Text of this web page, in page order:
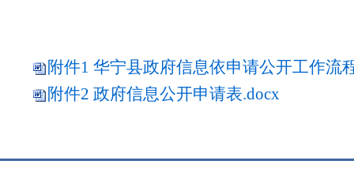
附件1 华宁县政府信息依申请公开工作流
附件2 政府信息公开申请表.docx